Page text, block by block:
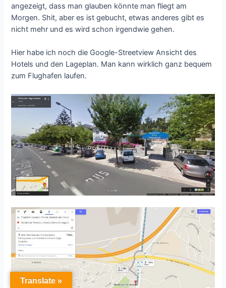
angezeigt, dass man glauben könnte man fliegt am
Morgen. Shit, aber es ist gebucht, etwas anderes gibt es
nicht mehr und es wird schon irgendwie gehen.
Hier habe ich noch die Google-Streetview Ansicht des
Hotels und den Lageplan. Man kann wirklich ganz bequem
zum Flughafen laufen.
Translate »